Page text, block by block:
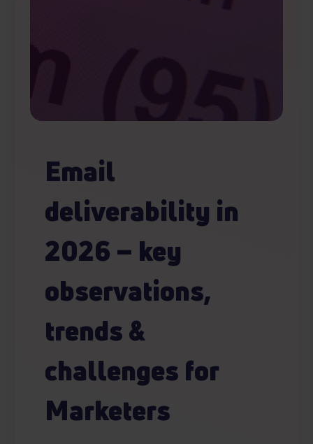
Email
deliverability in
2026 – key
observations,
trends &
challenges for
Marketers